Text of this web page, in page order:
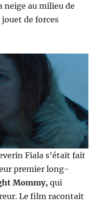
neige au milieu de
de forces
Fiala s’était fait
premier long-
Mommy, qui
Le film racontait